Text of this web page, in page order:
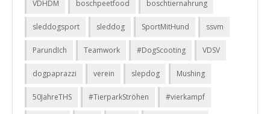
VDHDM boschpeetfood boschtiernahrung
sleddogsport sleddog SportMitHund ssvm
ParundIch Teamwork #DogScooting VDSV
dogpaprazzi verein slepdog Mushing
50JahreTHS #TierparkStröhen #vierkampf